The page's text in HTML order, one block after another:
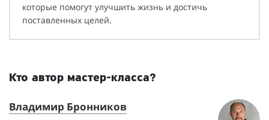
которые помогут улучшить жизнь и достичь
поставленных целей.
Кто автор мастер-класса?
Владимир Бронников